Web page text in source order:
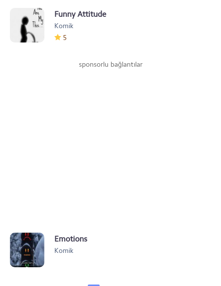
Funny Attitude
Komik
5
sponsorlu bağlantılar
Emotions
Komik